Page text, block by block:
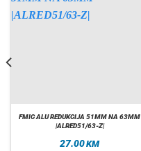
FMIC ALU REDUKCIJA 51MM NA 63MM
|ALRED51/63-Z|
27.00KM